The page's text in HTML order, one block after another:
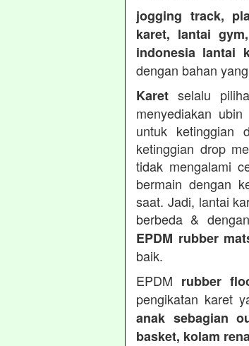
jogging track,
karet, lantai
indonesia lantai
dengan bahan
Karet selalu
menyediakan
untuk ketinggian
ketinggian drop
tidak mengalami
bermain dengan
saat. Jadi, lantai
berbeda &
EPDM rubber
baik.
EPDM rubber
pengikatan karet
anak sebagian
basket, kolam